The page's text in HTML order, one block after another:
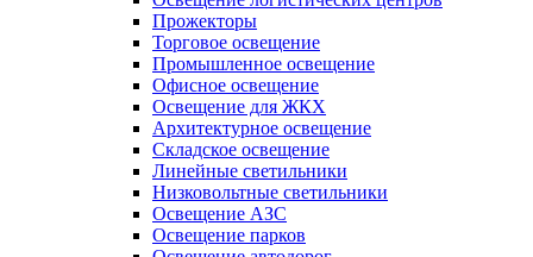
Прожекторы
Торговое освещение
Промышленное освещение
Офисное освещение
Освещение для ЖКХ
Архитектурное освещение
Складское освещение
Линейные светильники
Низковольтные светильники
Освещение АЗС
Освещение парков